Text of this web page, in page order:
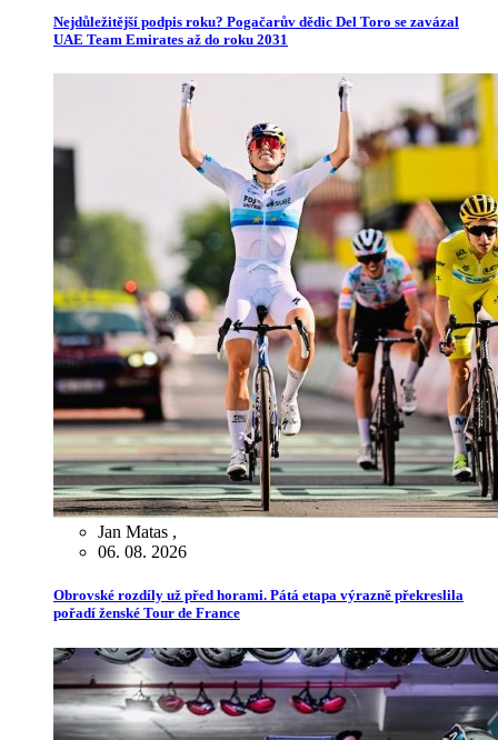
Nejdůležitější podpis roku? Pogačarův dědic Del Toro se zavázal
UAE Team Emirates až do roku 2031
Jan Matas ,
06. 08. 2026
Obrovské rozdíly už před horami. Pátá etapa výrazně překreslila
pořadí ženské Tour de France